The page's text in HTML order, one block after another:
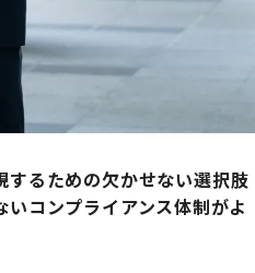
るための欠かせない選択肢
コンプライアンス体制がよ